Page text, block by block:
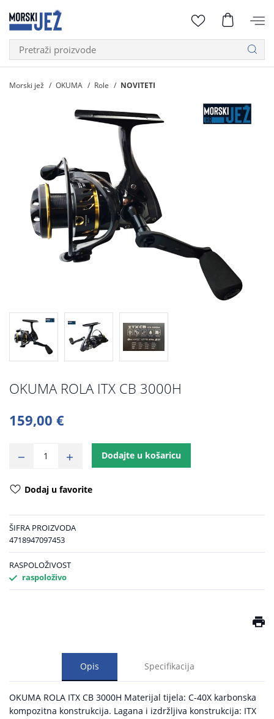
Morski jež OKUMA Role NOVITETI
OKUMA ROLA ITX CB 3000H
159,00 €
Dodajte u košaricu
Dodaj u favorite
ŠIFRA PROIZVODA
4718947097453
RASPOLOŽIVOST
raspoloživo
Opis Specifikacija
OKUMA ROLA ITX CB 3000H Materijal tijela: C-40X karbonska
kompozitna konstrukcija. Lagana i izdržljiva konstrukcija: ITX